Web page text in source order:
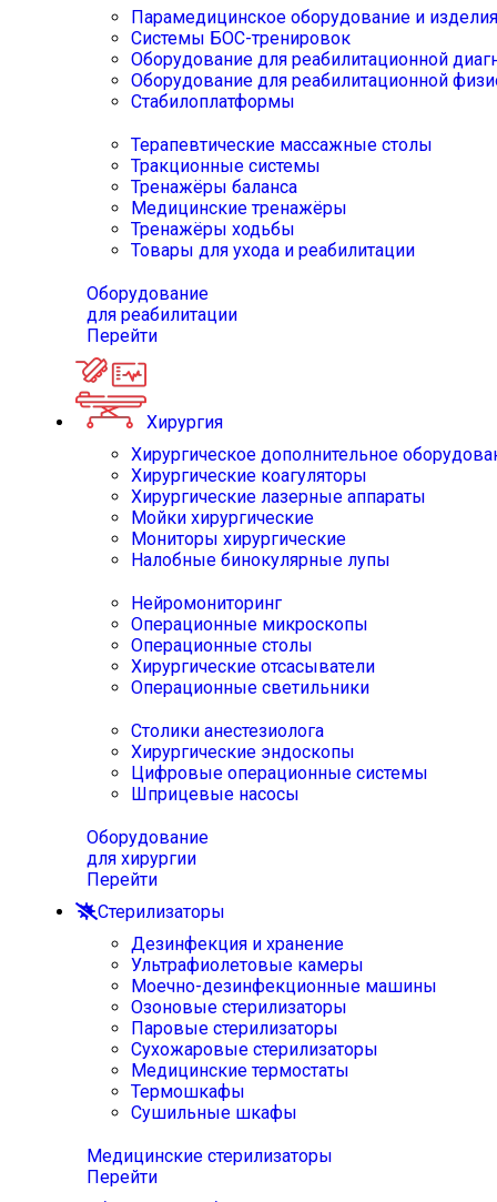
Парамедицинское оборудование и изделия
Системы БОС-тренировок
Оборудование для реабилитационной
Оборудование для реабилитационной
Стабилоплатформы
Терапевтические массажные столы
Тракционные системы
Тренажёры баланса
Медицинские тренажёры
Тренажёры ходьбы
Товары для ухода и реабилитации
Оборудование
для реабилитации
Перейти
Хирургия
Хирургическое дополнительное
Хирургические коагуляторы
Хирургические лазерные аппараты
Мойки хирургические
Мониторы хирургические
Налобные бинокулярные лупы
Нейромониторинг
Операционные микроскопы
Операционные столы
Хирургические отсасыватели
Операционные светильники
Столики анестезиолога
Хирургические эндоскопы
Цифровые операционные системы
Шприцевые насосы
Оборудование
для хирургии
Перейти
Стерилизаторы
Дезинфекция и хранение
Ультрафиолетовые камеры
Моечно-дезинфекционные машины
Озоновые стерилизаторы
Паровые стерилизаторы
Сухожаровые стерилизаторы
Медицинские термостаты
Термошкафы
Сушильные шкафы
Медицинские стерилизаторы
Перейти